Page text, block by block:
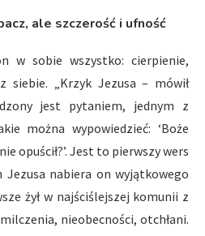
ale szczerość i ufność
w sobie wszystko: cierpienie,
siebie. „Krzyk Jezusa – mówił
jest pytaniem, jednym z
można wypowiedzieć: ‘Boże
opuścił?’. Jest to pierwszy wers
Jezusa nabiera on wyjątkowego
żył w najściślejszej komunii z
nieobecności, otchłani.